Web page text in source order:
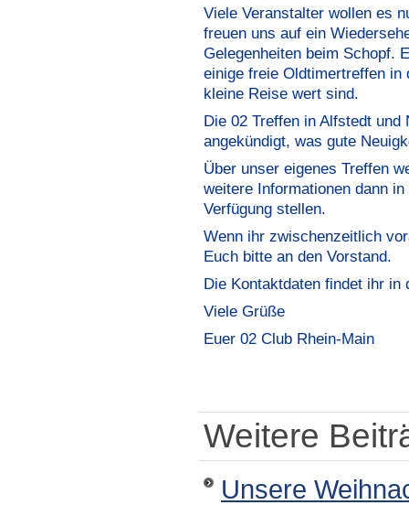
Viele Veranstalter wollen es
freuen uns auf ein
Gelegenheiten beim Schopf.
einige freie Oldtimertreffen in
kleine Reise wert sind.
Die 02 Treffen in Alfstedt und
angekündigt, was gute
Über unser eigenes Treffen
weitere Informationen dann
Verfügung stellen.
Wenn ihr zwischenzeitlich
Euch bitte an den Vorstand.
Die Kontaktdaten findet ihr in
Viele Grüße
Euer 02 Club Rhein-Main
Weitere
Unsere